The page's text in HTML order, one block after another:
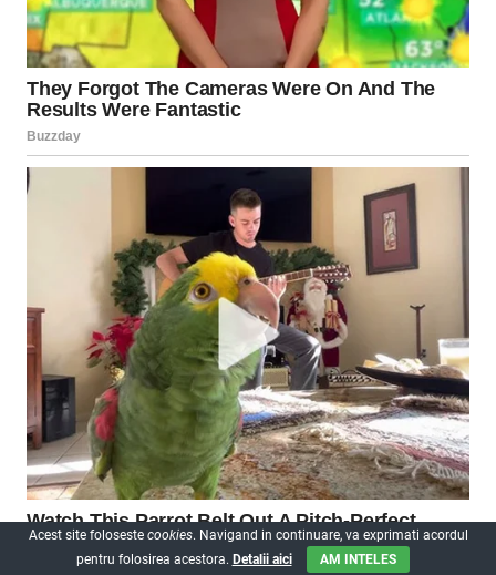
Acest site foloseste cookies. Navigand in continuare, va exprimati acordul
pentru folosirea acestora. Detalii aici AM INTELES